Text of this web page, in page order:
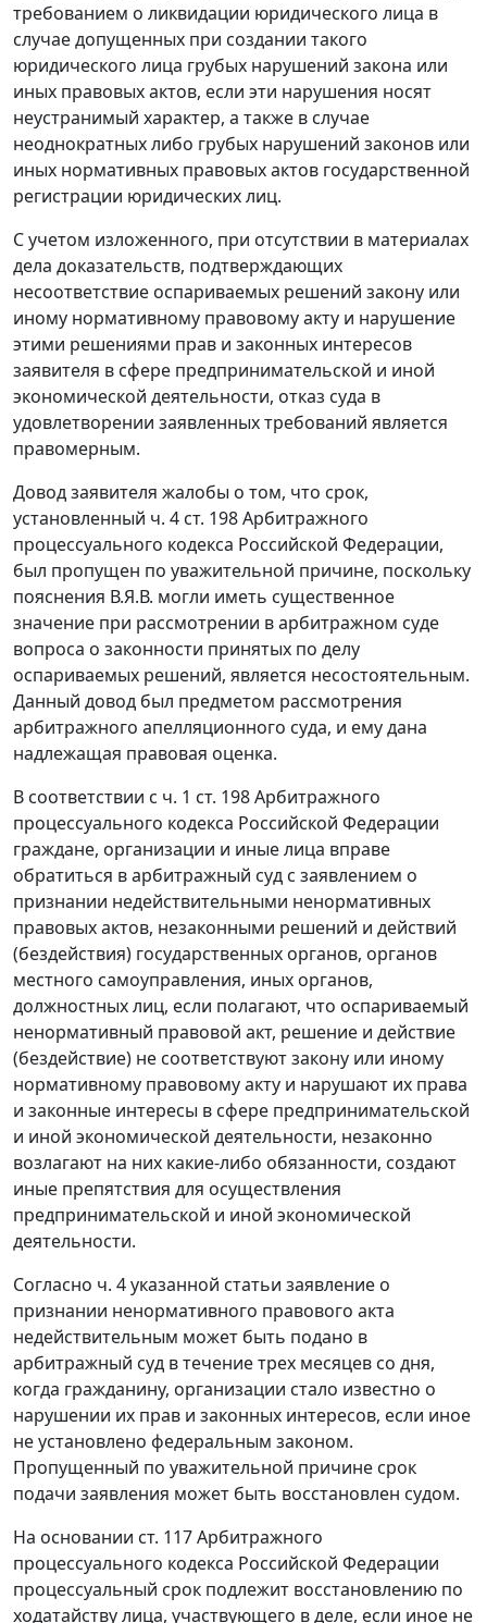
требованием о ликвидации юридического лица в
случае допущенных при создании такого
юридического лица грубых нарушений закона или
иных правовых актов, если эти нарушения носят
неустранимый характер, а также в случае
неоднократных либо грубых нарушений законов или
иных нормативных правовых актов государственной
регистрации юридических лиц.
С учетом изложенного, при отсутствии в материалах
дела доказательств, подтверждающих
несоответствие оспариваемых решений закону или
иному нормативному правовому акту и нарушение
этими решениями прав и законных интересов
заявителя в сфере предпринимательской и иной
экономической деятельности, отказ суда в
удовлетворении заявленных требований является
правомерным.
Довод заявителя жалобы о том, что срок,
установленный ч. 4 ст. 198Арбитражного
процессуального кодекса Российской Федерации,
был пропущен по уважительной причине, поскольку
пояснения В.Я.В. могли иметь существенное
значение при рассмотрении в арбитражном суде
вопроса о законности принятых по делу
оспариваемых решений, является несостоятельным.
Данный довод был предметом рассмотрения
арбитражного апелляционного суда, и ему дана
надлежащая правовая оценка.
В соответствии с ч. 1 ст. 198Арбитражного
процессуального кодекса Российской Федерации
граждане, организации и иные лица вправе
обратиться в арбитражный суд с заявлением о
признании недействительными ненормативных
правовых актов, незаконными решений и действий
(бездействия) государственных органов, органов
местного самоуправления, иных органов,
должностных лиц, если полагают, что оспариваемый
ненормативный правовой акт, решение и действие
(бездействие) не соответствуют закону или иному
нормативному правовому акту и нарушают их права
и законные интересы в сфере предпринимательской
и иной экономической деятельности, незаконно
возлагают на них какие-либо обязанности, создают
иные препятствия для осуществления
предпринимательской и иной экономической
деятельности.
Согласно ч. 4указанной статьи заявление о
признании ненормативного правового акта
недействительным может быть подано в
арбитражный суд в течение трех месяцев со дня,
когда гражданину, организации стало известно о
нарушении их прав и законных интересов, если иное
не установлено федеральным законом.
Пропущенный по уважительной причине срок
подачи заявления может быть восстановлен судом.
На основании ст. 117Арбитражного
процессуального кодекса Российской Федерации
процессуальный срок подлежит восстановлению по
ходатайству лица, участвующего в деле, если иное не